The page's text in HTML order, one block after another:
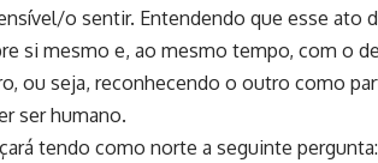
o sentir. Entendendo que esse ato
si mesmo e, ao mesmo tempo, com o
ou seja, reconhecendo o outro como
ser humano.
tendo como norte a seguinte